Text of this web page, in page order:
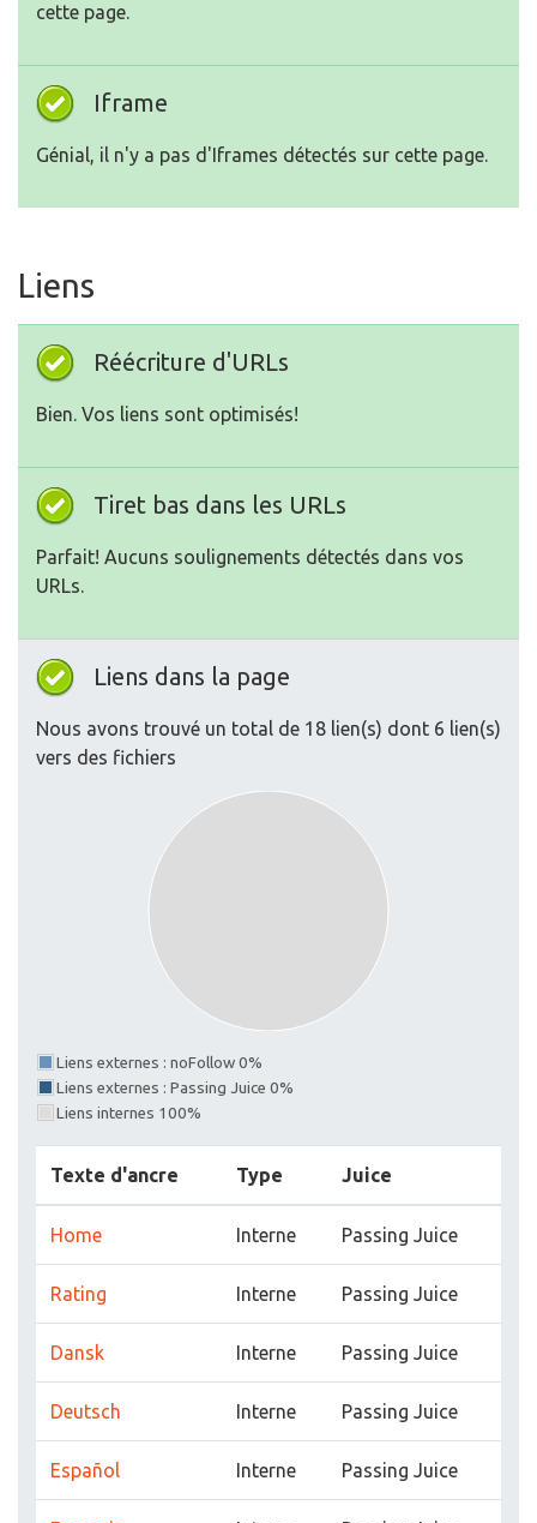
cette page.
Iframe
Génial, il n'y a pas d'Iframes détectés sur cette page.
Liens
Réécriture d'URLs
Bien. Vos liens sont optimisés!
Tiret bas dans les URLs
Parfait! Aucuns soulignements détectés dans vos
URLs.
Liens dans la page
Nous avons trouvé un total de 18 lien(s) dont 6 lien(s)
vers des fichiers
Liens externes : noFollow 0%
Liens externes : Passing Juice 0%
Liens internes 100%
Texte d'ancre Type Juice
Home Interne Passing Juice
Rating Interne Passing Juice
Dansk Interne Passing Juice
Deutsch Interne Passing Juice
Español Interne Passing Juice